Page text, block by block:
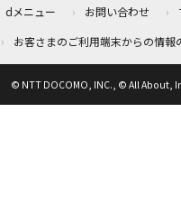
dメニュー お問い合わせ
お客さまのご利用端末からの情報
© NTT DOCOMO, INC., © All About,